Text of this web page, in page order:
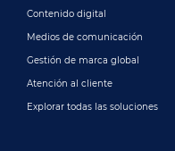
Contenido digital
Medios de comunicación
Gestión de marca global
Atención al cliente
Explorar todas las soluciones